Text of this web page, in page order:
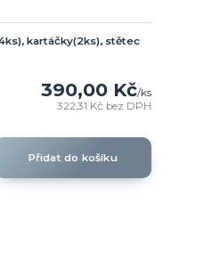
kartáčky(2ks), stětec
390,00 Kč/ks
322,31 Kč bez DPH
Přidat do košíku